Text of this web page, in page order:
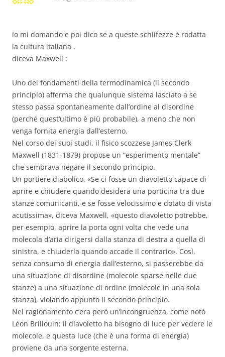
io mi domando e poi dico se a queste schiifezze è rodatta
la cultura italiana .
diceva Maxwell :
Uno dei fondamenti della termodinamica (il secondo
principio) afferma che qualunque sistema lasciato a se
stesso passa spontaneamente dall’ordine al disordine
(perché quest’ultimo è più probabile), a meno che non
venga fornita energia dall’esterno.
Nel corso dei suoi studi, il fisico scozzese James Clerk
Maxwell (1831-1879) propose un “esperimento mentale”
che sembrava negare il secondo principio.
Un portiere diabolico. «Se ci fosse un diavoletto capace di
aprire e chiudere quando desidera una porticina tra due
stanze comunicanti, e se fosse velocissimo e dotato di vista
acutissima», diceva Maxwell, «questo diavoletto potrebbe,
per esempio, aprire la porta ogni volta che vede una
molecola d’aria dirigersi dalla stanza di destra a quella di
sinistra, e chiuderla quando accade il contrario». Così,
senza consumo di energia dall’esterno, si passerebbe da
una situazione di disordine (molecole sparse nelle due
stanze) a una situazione di ordine (molecole in una sola
stanza), violando appunto il secondo principio.
Nel ragionamento c’era però un’incongruenza, come notò
Léon Brillouin: il diavoletto ha bisogno di luce per vedere le
molecole, e questa luce (che è una forma di energia)
proviene da una sorgente esterna.